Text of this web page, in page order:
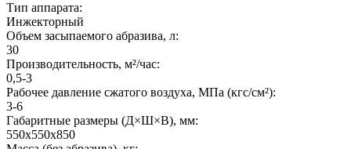
Тип аппарата:
Инжекторный
Объем засыпаемого абразива, л:
30
Производительность, м²/час:
0,5-3
Рабочее давление сжатого воздуха, МПа (кгс/см²):
3-6
Габаритные размеры (Д×Ш×В), мм:
550х550х850